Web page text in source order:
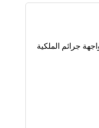
جرائم الملكية